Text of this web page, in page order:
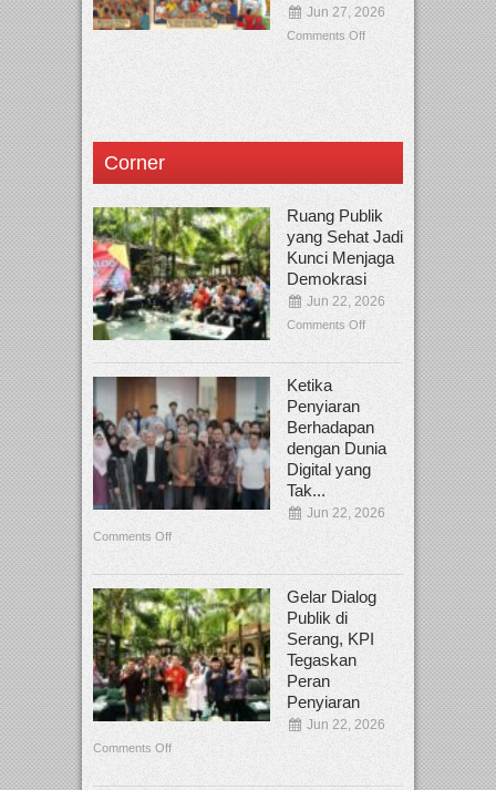
Jun 27, 2026
Comments Off
Corner
Ruang Publik
yang Sehat Jadi
Kunci Menjaga
Demokrasi
Jun 22, 2026
Comments Off
Ketika
Penyiaran
Berhadapan
dengan Dunia
Digital yang
Tak...
Jun 22, 2026
Comments Off
Gelar Dialog
Publik di
Serang, KPI
Tegaskan
Peran
Penyiaran
Jun 22, 2026
Comments Off